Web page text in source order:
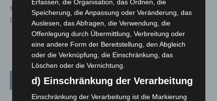
sie das Verkehrs- und Mobilitätsverhalten im gesamten
Umfeld verändern können.
Erfassen, die Organisation, das Ordnen, die
Speicherung, die Anpassung oder Veränderung, das
Auslesen, das Abfragen, die Verwendung, die
Offenlegung durch Übermittlung, Verbreitung oder
eine andere Form der Bereitstellung, den Abgleich
oder die Verknüpfung, die Einschränkung, das
Löschen oder die Vernichtung.
d) Einschränkung der Verarbeitung
Einschränkung der Verarbeitung ist die Markierung